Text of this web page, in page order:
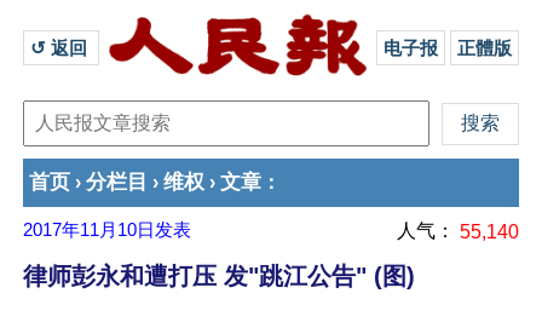
↺ 返回 电子报 正體版
首页 › 分栏目 › 维权 › 文章 ：
2017年11月10日 发表 人气： 55,140
律师彭永和遭打压 发"跳江公告" (图)